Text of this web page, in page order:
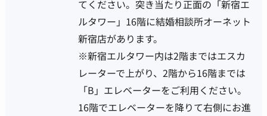
てください。突き当たり正面の「新宿エ
ルタワー」16階に結婚相談所オーネット
新宿店があります。
※新宿エルタワー内は2階まではエスカ
レーターで上がり、2階から16階までは
「B」エレベーターをご利用ください。
16階でエレベーターを降りて右側にお進